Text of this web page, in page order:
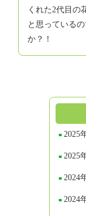
くれた2代目の
と思っている
か？！
2025
2025
2024
2024